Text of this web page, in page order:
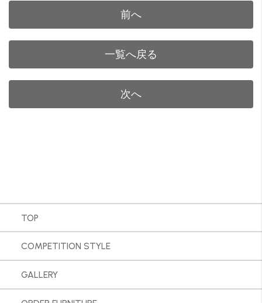
前へ
一覧へ戻る
次へ
TOP
COMPETITION STYLE
GALLERY